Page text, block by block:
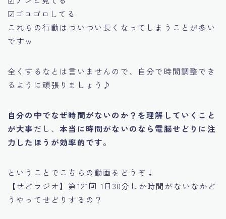
☑ゴロゴロしてる
これらの行動はついつい長くなってしまうことが多い
ですｗ
全くするなとは言いませんので、自分で時間調整でき
るように頑張りましょう♪
自分の中でなぜ時間がないのか？を理解していくこと
が大事だし、本当に時間がないのなら電脳せどりに注
力したほうが効率的です。
ということでこちらの動画をどうぞ↓
【せどラジオ】第121回 1日30分しか時間がないなかど
うやってせどりするの？